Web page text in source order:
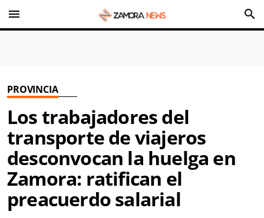
menu search
PROVINCIA
Los trabajadores del
transporte de viajeros
desconvocan la huelga en
Zamora: ratifican el
preacuerdo salarial